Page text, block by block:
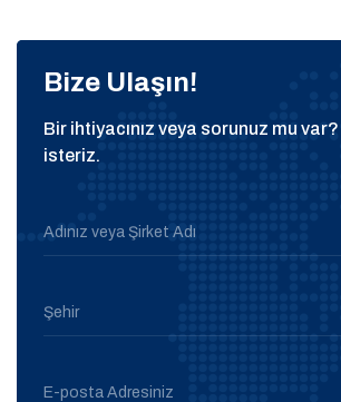
Bize Ulaşın!
Bir ihtiyacınız veya sorunuz mu
isteriz.
Adınız veya Şirket Adı
Şehir
E-posta Adresiniz